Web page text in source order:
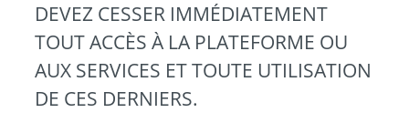
DEVEZ CESSER IMMÉDIATEMENT
TOUT ACCÈS À LA PLATEFORME OU
AUX SERVICES ET TOUTE UTILISATION
DE CES DERNIERS.